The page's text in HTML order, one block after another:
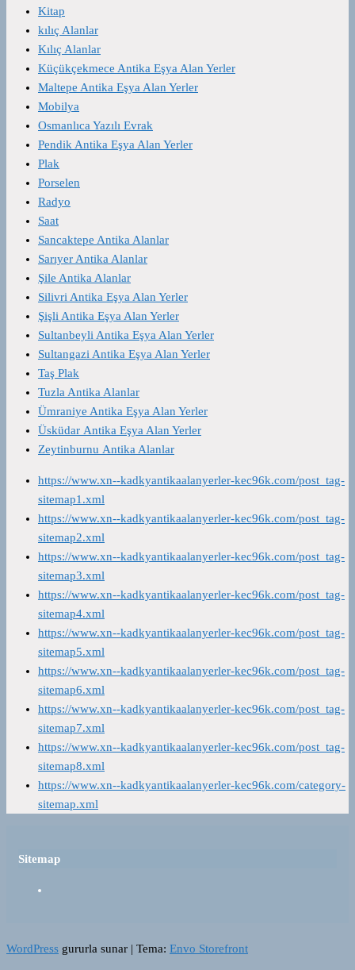
Kitap
kılıç Alanlar
Kılıç Alanlar
Küçükçekmece Antika Eşya Alan Yerler
Maltepe Antika Eşya Alan Yerler
Mobilya
Osmanlıca Yazılı Evrak
Pendik Antika Eşya Alan Yerler
Plak
Porselen
Radyo
Saat
Sancaktepe Antika Alanlar
Sarıyer Antika Alanlar
Şile Antika Alanlar
Silivri Antika Eşya Alan Yerler
Şişli Antika Eşya Alan Yerler
Sultanbeyli Antika Eşya Alan Yerler
Sultangazi Antika Eşya Alan Yerler
Taş Plak
Tuzla Antika Alanlar
Ümraniye Antika Eşya Alan Yerler
Üsküdar Antika Eşya Alan Yerler
Zeytinburnu Antika Alanlar
https://www.xn--kadkyantikaalanyerler-kec96k.com/post_tag-
sitemap1.xml
https://www.xn--kadkyantikaalanyerler-kec96k.com/post_tag-
sitemap2.xml
https://www.xn--kadkyantikaalanyerler-kec96k.com/post_tag-
sitemap3.xml
https://www.xn--kadkyantikaalanyerler-kec96k.com/post_tag-
sitemap4.xml
https://www.xn--kadkyantikaalanyerler-kec96k.com/post_tag-
sitemap5.xml
https://www.xn--kadkyantikaalanyerler-kec96k.com/post_tag-
sitemap6.xml
https://www.xn--kadkyantikaalanyerler-kec96k.com/post_tag-
sitemap7.xml
https://www.xn--kadkyantikaalanyerler-kec96k.com/post_tag-
sitemap8.xml
https://www.xn--kadkyantikaalanyerler-kec96k.com/category-
sitemap.xml
Sitemap
WordPress gururla sunar | Tema: Envo Storefront